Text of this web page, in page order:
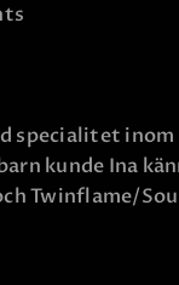
specialitet
kunde Ina
Twinflame/